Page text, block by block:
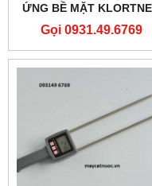
ỨNG BỀ MẶT
KT-506
Gọi 0931.49.6769